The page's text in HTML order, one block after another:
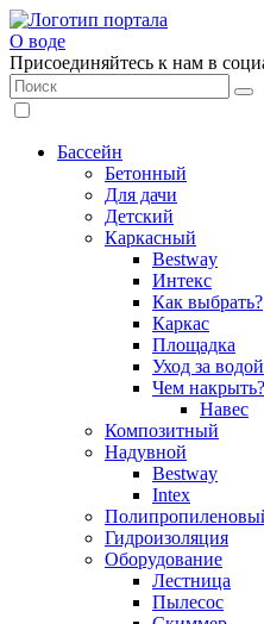
О воде
Присоединяйтесь к нам в
Бассейн
Бетонный
Для дачи
Детский
Каркасный
Bestway
Интекс
Как выбрать?
Каркас
Площадка
Уход за водой
Чем накрыть?
Навес
Композитный
Надувной
Bestway
Intex
Гидроизоляция
Оборудование
Лестница
Пылесос